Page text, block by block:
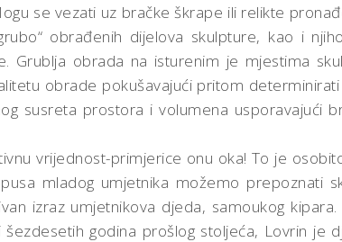
se vezati uz bračke škrape ili relikte
obrađenih dijelova skulpture, kao i
Grublja obrada na isturenim je mjestima
obrade pokušavajući pritom
susreta prostora i volumena usporavajući
vrijednost-primjerice onu oka! To je
mladog umjetnika možemo prepoznati
izraz umjetnikova djeda, samoukog
godina prošlog stoljeća, Lovrin je